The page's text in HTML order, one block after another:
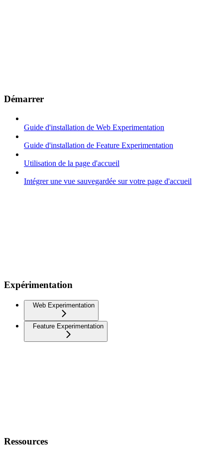
Démarrer
Guide d'installation de Web Experimentation
Guide d'installation de Feature Experimentation
Utilisation de la page d'accueil
Intégrer une vue sauvegardée sur votre page d'accueil
Expérimentation
Web Experimentation
Feature Experimentation
Ressources